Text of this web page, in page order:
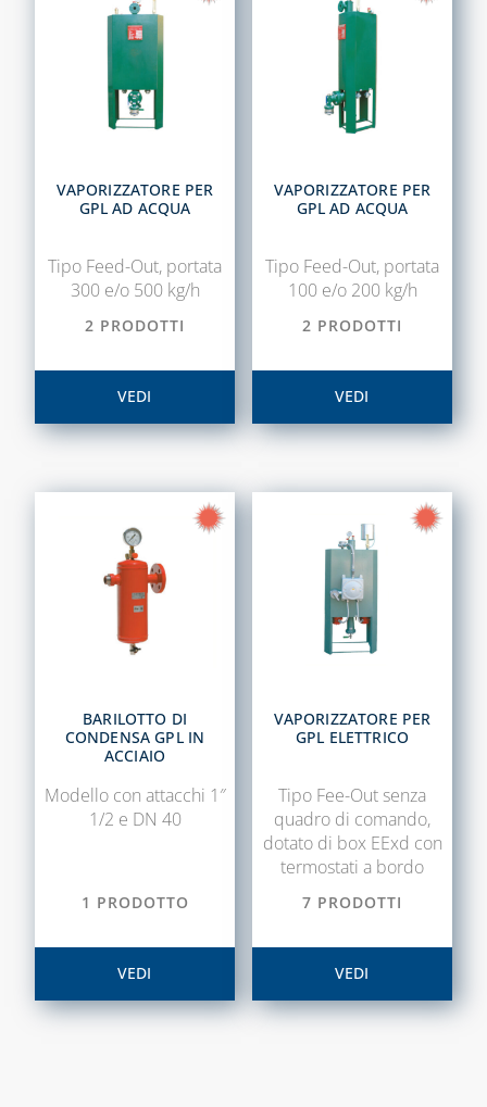
VAPORIZZATORE PER
GPL AD ACQUA
Tipo Feed-Out, portata
300 e/o 500 kg/h
2 PRODOTTI
VEDI
VAPORIZZATORE PER
GPL AD ACQUA
Tipo Feed-Out, portata
100 e/o 200 kg/h
2 PRODOTTI
VEDI
BARILOTTO DI
CONDENSA GPL IN
ACCIAIO
Modello con attacchi 1″
1/2 e DN 40
1 PRODOTTO
VEDI
VAPORIZZATORE PER
GPL ELETTRICO
Tipo Fee-Out senza
quadro di comando,
dotato di box EExd con
termostati a bordo
7 PRODOTTI
VEDI